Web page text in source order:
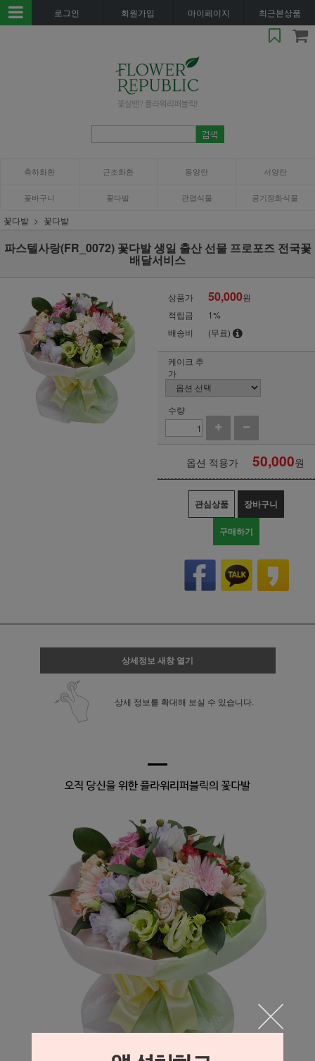
로그인 회원가입 마이페이지 최근본상품
축하화환 근조화환 동양란 서양란
꽃바구니 꽃다발 관엽식물 공기정화식물
꽃다발 꽃다발
파스텔사랑(FR_0072) 꽃다발 생일 출산 선물 프로포즈 전국꽃
배달서비스
상품가 50,000원
적립금
1%
배송비
(무료)
케이크 추
가
수량
옵션 적용가 50,000원
관심상품 장바구니
구매하기
상세정보 새창 열기
상세 정보를 확대해 보실 수 있습니다.